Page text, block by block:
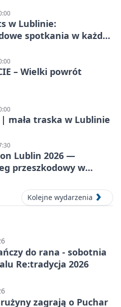
w Lublinie:
spotkania w każdą
– Wielki powrót
| mała traska w Lublinie
Lublin 2026 —
przeszkodowy w
Kolejne wydarzenia
do rana - sobotnia
Re:tradycja 2026
zagrają o Puchar